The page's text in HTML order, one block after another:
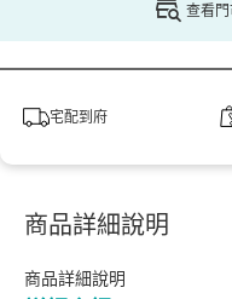
查看
宅配到府
商品詳細說明
商品詳細說明